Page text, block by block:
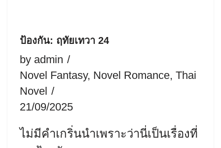
ป้องกัน: ฤทัยเทวา 24
by admin
Novel Fantasy, Novel Romance, Thai
Novel
21/09/2025
ไม่มีคำเกริ่นนำเพราะว่านี่เป็นเรื่องที่